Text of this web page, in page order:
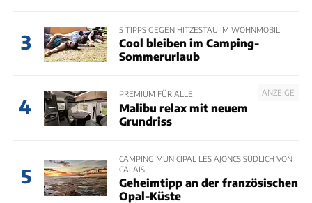
3
5 TIPPS GEGEN HITZESTAU IM WOHNMOBIL
Cool bleiben im Camping-
Sommerurlaub
4
ANZEIGE
PREMIUM FÜR ALLE
Malibu relax mit neuem
Grundriss
5
CAMPING MUNICIPAL LES AJONCS SÜDLICH VON
CALAIS
Geheimtipp an der französischen
Opal-Küste